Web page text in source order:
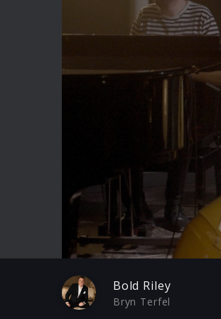
Play
Bold Riley
Bryn Terfel